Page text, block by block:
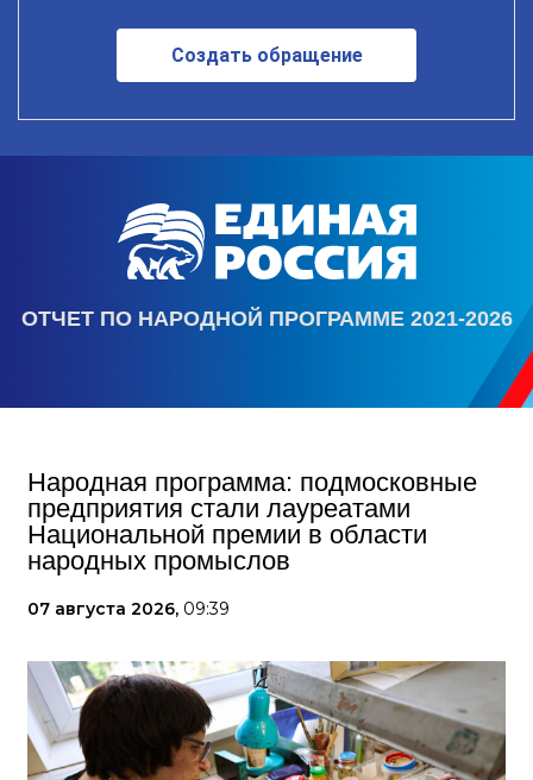
Создать обращение
ОТЧЕТ ПО НАРОДНОЙ ПРОГРАММЕ 2021-2026
Народная программа: подмосковные
предприятия стали лауреатами
Национальной премии в области
народных промыслов
07 августа 2026, 09:39